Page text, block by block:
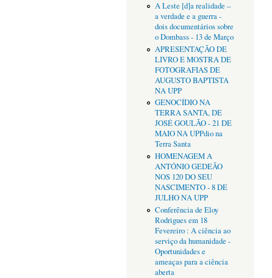
A Leste [d]a realidade –
a verdade e a guerra -
dois documentários sobre
o Dombass - 13 de Março
APRESENTAÇÃO DE
LIVRO E MOSTRA DE
FOTOGRAFIAS DE
AUGUSTO BAPTISTA
NA UPP
GENOCÍDIO NA
TERRA SANTA, DE
JOSÉ GOULÃO - 21 DE
MAIO NA UPPdio na
Terra Santa
HOMENAGEM A
ANTÓNIO GEDEÃO
NOS 120 DO SEU
NASCIMENTO - 8 DE
JULHO NA UPP
Conferência de Eloy
Rodrigues em 18
Fevereiro : A ciência ao
serviço da humanidade -
Oportunidades e
ameaças para a ciência
aberta